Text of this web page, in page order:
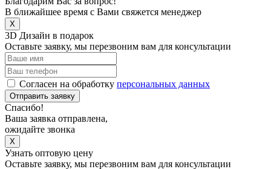
В ближайшее время с Вами свяжется менеджер
X
3D Дизайн в подарок
Оставьте заявку, мы перезвоним вам для консультации
Согласен на обработку персональных данных
Отправить заявку
Спасибо!
Ваша заявка отправлена,
ожидайте звонка
X
Узнать оптовую цену
Оставьте заявку, мы перезвоним вам для консультации